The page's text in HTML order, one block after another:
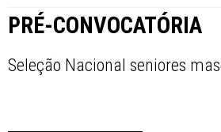
PRÉ-CONVOCATÓRIA
Seleção Nacional seniores